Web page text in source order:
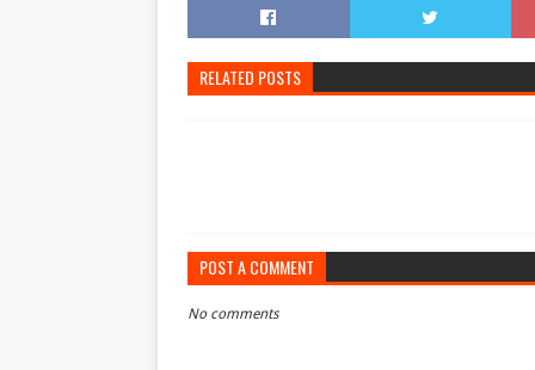
RELATED POSTS
POST A COMMENT
No comments